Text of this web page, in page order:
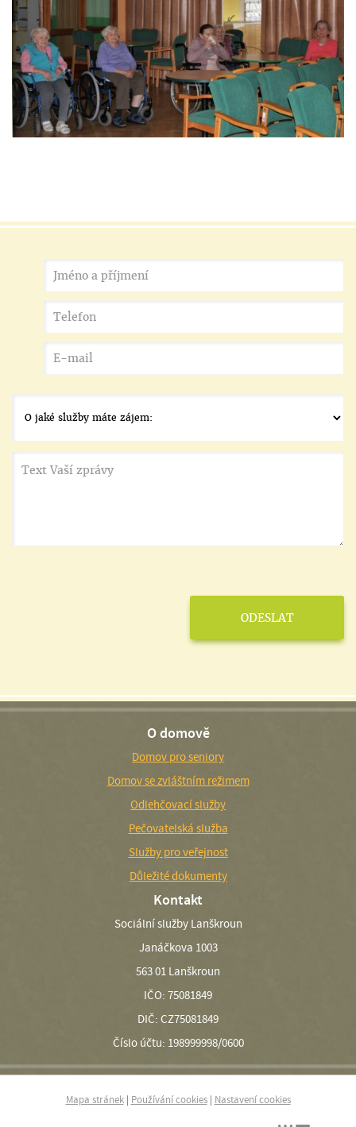
O domově
Domov pro seniory
Domov se zvláštním režimem
Odlehčovací služby
Pečovatelská služba
Služby pro veřejnost
Důležité dokumenty
Kontakt
Sociální služby Lanškroun
Janáčkova 1003
563 01 Lanškroun
IČO: 75081849
DIČ: CZ75081849
Číslo účtu: 198999998/0600
Mapa stránek| Používání cookies| Nastavení cookies